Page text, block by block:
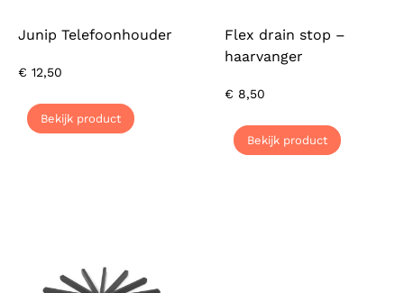
Junip Telefoonhouder
€ 12,50
Bekijk product
Flex drain stop –
haarvanger
€ 8,50
Bekijk product